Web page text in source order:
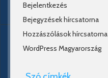
Bejelentkezés
Bejegyzések hírcsatorna
Hozzászólások hírcsatorna
WordPress Magyarország